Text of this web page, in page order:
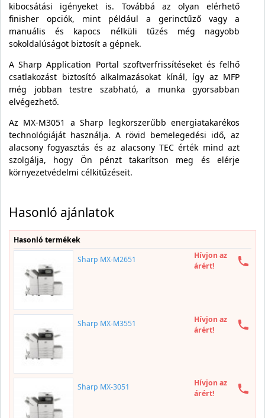
kibocsátási igényeket is. Továbbá az olyan elérhető
finisher opciók, mint például a gerinctűző vagy a
manuális és kapocs nélküli tűzés még nagyobb
sokoldalúságot biztosít a gépnek.
A Sharp Application Portal szoftverfrissítéseket és felhő
csatlakozást biztosító alkalmazásokat kínál, így az MFP
még jobban testre szabható, a munka gyorsabban
elvégezhető.
Az MX-M3051 a Sharp legkorszerűbb energiatakarékos
technológiáját használja. A rövid bemelegedési idő, az
alacsony fogyasztás és az alacsony TEC érték mind azt
szolgálja, hogy Ön pénzt takarítson meg és elérje
környezetvédelmi célkitűzéseit.
Hasonló ajánlatok
Hasonló termékek
Sharp MX-M2651
Hívjon az
árért!
Sharp MX-M3551
Hívjon az
árért!
Sharp MX-3051
Hívjon az
árért!